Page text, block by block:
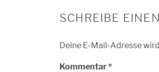
SCHREIBE
Deine E-Mail-Adresse
Kommentar*